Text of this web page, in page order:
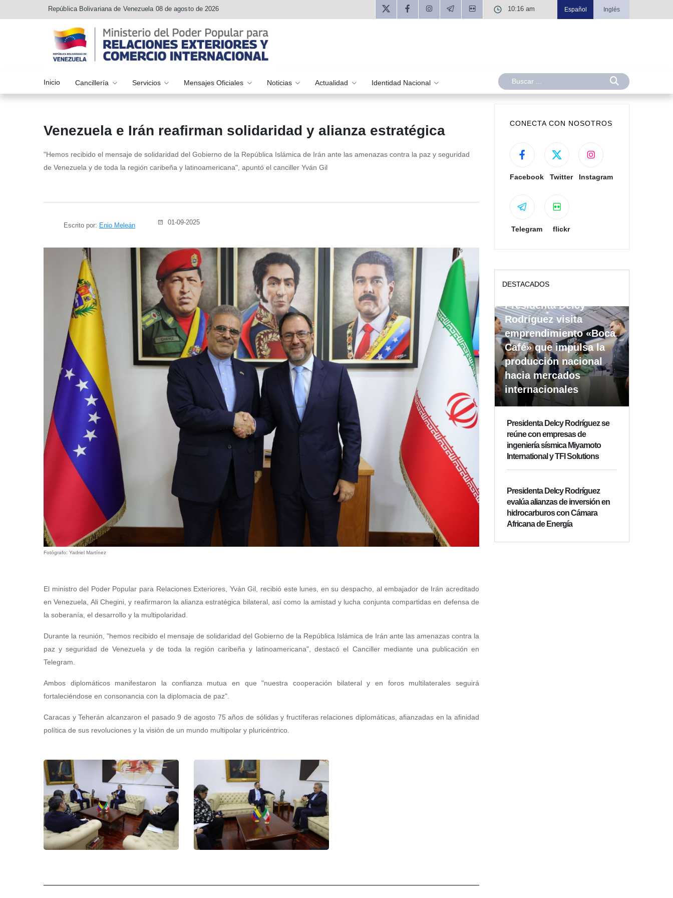
República Bolivariana de Venezuela 08 de agosto de 2026 10:16 am Español Inglés
Inicio Cancillería Servicios Mensajes Oficiales Noticias Actualidad Identidad Nacional
Venezuela e Irán reafirman solidaridad y alianza estratégica
"Hemos recibido el mensaje de solidaridad del Gobierno de la República Islámica de Irán ante las amenazas contra la paz y seguridad
de Venezuela y de toda la región caribeña y latinoamericana", apuntó el canciller Yván Gil
Escrito por: Enio Meleán 01-09-2025
Fotógrafo: Yadriel Martínez
El ministro del Poder Popular para Relaciones Exteriores, Yván Gil, recibió este lunes, en su despacho, al embajador de Irán acreditado
en Venezuela, Ali Chegini, y reafirmaron la alianza estratégica bilateral, así como la amistad y lucha conjunta compartidas en defensa de
la soberanía, el desarrollo y la multipolaridad.
Durante la reunión, "hemos recibido el mensaje de solidaridad del Gobierno de la República Islámica de Irán ante las amenazas contra la
paz y seguridad de Venezuela y de toda la región caribeña y latinoamericana", destacó el Canciller mediante una publicación en
Telegram.
Ambos diplomáticos manifestaron la confianza mutua en que "nuestra cooperación bilateral y en foros multilaterales seguirá
fortaleciéndose en consonancia con la diplomacia de paz".
Caracas y Teherán alcanzaron el pasado 9 de agosto 75 años de sólidas y fructíferas relaciones diplomáticas, afianzadas en la afinidad
política de sus revoluciones y la visión de un mundo multipolar y pluricéntrico.
CONECTA CON NOSOTROS
Facebook Twitter Instagram
Telegram flickr
DESTACADOS
Presidenta Delcy
Rodríguez visita
emprendimiento «Boca
Café» que impulsa la
producción nacional
hacia mercados
internacionales
Presidenta Delcy Rodríguez se
reúne con empresas de
ingeniería sísmica Miyamoto
International y TFI Solutions
Presidenta Delcy Rodríguez
evalúa alianzas de inversión en
hidrocarburos con Cámara
Africana de Energía